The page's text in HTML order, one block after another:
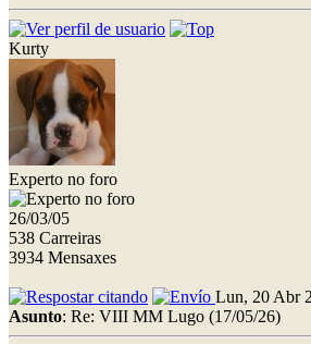
Kurty
Experto no foro
26/03/05
538 Carreiras
3934 Mensaxes
Lun, 20 Abr
Asunto: Re: VIII MM Lugo (17/05/26)